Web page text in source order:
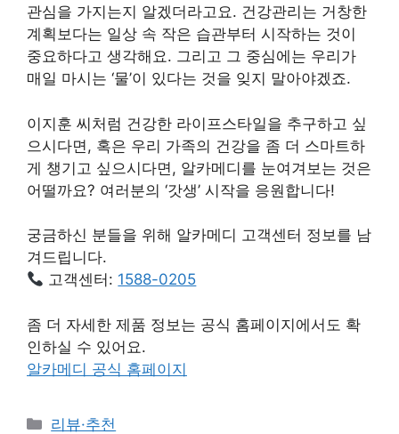
관심을 가지는지 알겠더라고요. 건강관리는 거창한
계획보다는 일상 속 작은 습관부터 시작하는 것이
중요하다고 생각해요. 그리고 그 중심에는 우리가
매일 마시는 ‘물’이 있다는 것을 잊지 말아야겠죠.
이지훈 씨처럼 건강한 라이프스타일을 추구하고 싶
으시다면, 혹은 우리 가족의 건강을 좀 더 스마트하
게 챙기고 싶으시다면, 알카메디를 눈여겨보는 것은
어떨까요? 여러분의 ‘갓생’ 시작을 응원합니다!
궁금하신 분들을 위해 알카메디 고객센터 정보를 남
겨드립니다.
고객센터: 1588-0205
좀 더 자세한 제품 정보는 공식 홈페이지에서도 확
인하실 수 있어요.
알카메디 공식 홈페이지
Categories
리뷰·추천